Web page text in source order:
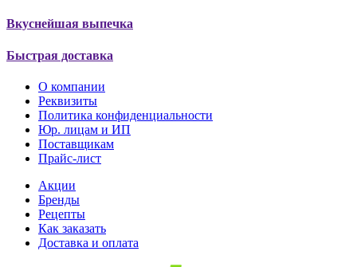
Вкуснейшая выпечка
Быстрая доставка
О компании
Реквизиты
Политика конфиденциальности
Юр. лицам и ИП
Поставщикам
Прайс-лист
Акции
Бренды
Рецепты
Как заказать
Доставка и оплата